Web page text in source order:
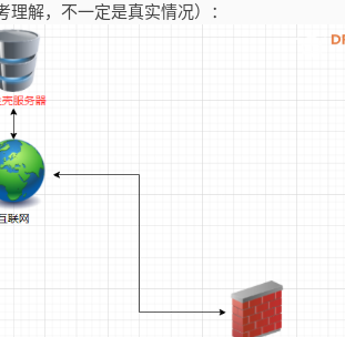
解，不一定是真实情况）：